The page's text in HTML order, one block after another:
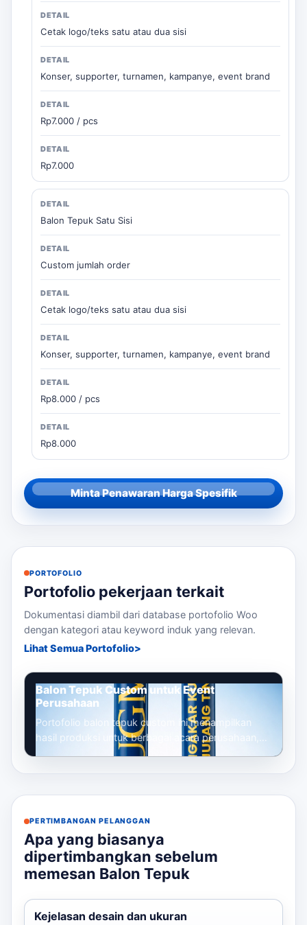
Cetak logo/teks satu atau dua sisi
Konser, supporter, turnamen, kampanye, event brand
Rp7.000 / pcs
Rp7.000
Balon Tepuk Satu Sisi
Custom jumlah order
Cetak logo/teks satu atau dua sisi
Konser, supporter, turnamen, kampanye, event brand
Rp8.000 / pcs
Rp8.000
Minta Penawaran Harga Spesifik
PORTOFOLIO
Portofolio pekerjaan terkait
Dokumentasi diambil dari database portofolio Woo
dengan kategori atau keyword induk yang relevan.
Lihat Semua Portofolio
Balon Tepuk Custom untuk Event
Perusahaan
Portofolio balon tepuk custom ini menampilkan
hasil produksi untuk berbagai acara perusahaan,
mulai dari gathering, seminar, launc...
PERTIMBANGAN PELANGGAN
Apa yang biasanya
dipertimbangkan sebelum
memesan Balon Tepuk
Kejelasan desain dan ukuran